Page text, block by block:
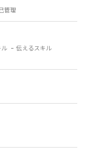
管理
ル
伝えるスキル